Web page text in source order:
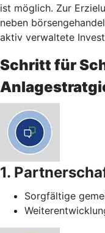
ist möglich. Zur
neben
aktiv verwaltete
Schritt für
1.
Sorgfältige